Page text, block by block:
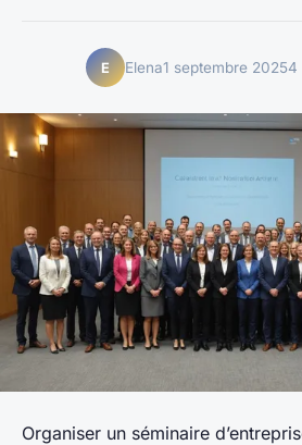
E Elena1 septembre 20254
Organiser un séminaire